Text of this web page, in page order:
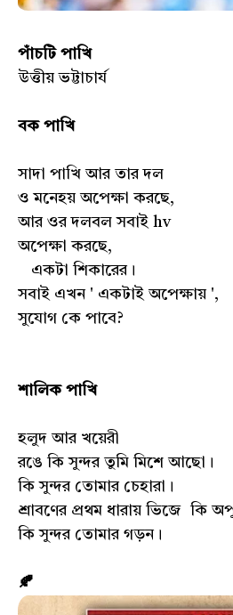
পাঁচটি পাখি
উত্তীয় ভট্টাচার্য
বক পাখি
সাদা পাখি আর তার দল
ও মনেহয় অপেক্ষা করছে,
আর ওর দলবল সবাই hv
অপেক্ষা করছে,
একটা শিকারের।
সবাই এখন ' একটাই অপেক্ষায় ',
সুযোগ কে পাবে?
শালিক পাখি
হলুদ আর খয়েরী
রঙে কি সুন্দর তুমি মিশে আছো।
কি সুন্দর তোমার চেহারা।
শ্রাবণের প্রথম ধারায় ভিজে কি
কি সুন্দর তোমার গড়ন।
🍂